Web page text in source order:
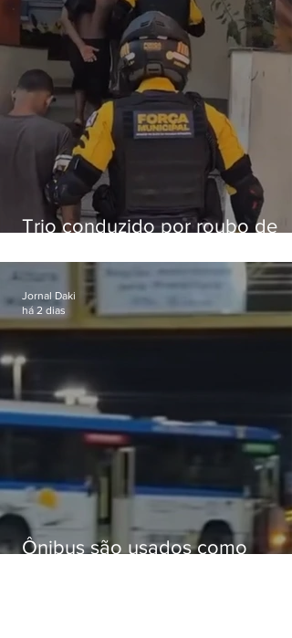
Trio conduzido por roubo de
passagens
Ônibus são usados como
Jornal Daki
há 2 dias